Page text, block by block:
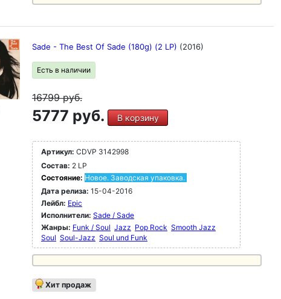
Sade - The Best Of Sade (180g) (2 LP) (2016)
Есть в наличии
16799руб.
5777 руб. В корзину
Артикул: CDVP 3142998
Состав: 2 LP
Состояние: Новое. Заводская упаковка.
Дата релиза: 15-04-2016
Лейбл: Epic
Исполнители: Sade / Sade
Жанры: Funk / Soul Jazz Pop Rock Smooth Jazz
Soul Soul-Jazz Soul und Funk
Хит продаж